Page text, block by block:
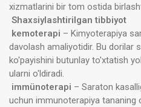
xizmatlarini bir tom ostida
Shaxsiylashtirilgan tibbiyot
kemoterapi – Kimyoterapiya
davolash amaliyotidir. Bu dorilar
ko'payishini butunlay to'xtatish
ularni o'ldiradi.
immünoterapi – Saraton
uchun immunoterapiya tananing